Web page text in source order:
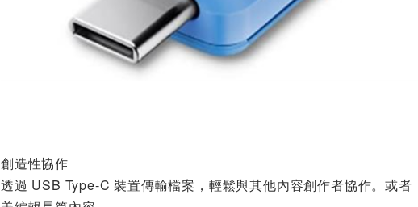
創造性協作
透過 USB Type-C 裝置傳輸檔案，輕鬆與其他內容創作者協作。或